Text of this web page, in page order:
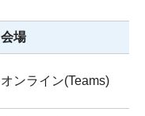
会場
オンライン(Teams)